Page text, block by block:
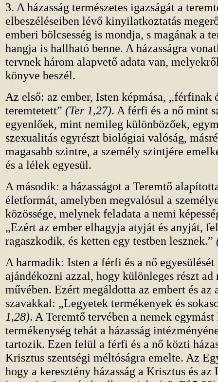
3. A házasság természetes igazságát a
elbeszéléseiben lévő kinyilatkoztatás
emberi bölcsesség is mondja, s magának a
hangja is hallható benne. A házasságra
tervnek három alapvető adata van,
könyve beszél.
Az első: az ember, Isten képmása, „férfinak
teremtetett” (Ter 1,27). A férfi és a nő mint
egyenlőek, mint nemileg különbözőek,
szexualitás egyrészt biológiai valóság,
magasabb szintre, a személy szintjére
és a lélek egyesül.
A második: a házasságot a Teremtő
életformát, amelyben megvalósul a
közössége, melynek feladata a nemi
„Ezért az ember elhagyja atyját és anyját,
ragaszkodik, és ketten egy testben lesznek.”
A harmadik: Isten a férfi és a nő egyesülését
ajándékozni azzal, hogy különleges részt
művében. Ezért megáldotta az embert és az
szavakkal: „Legyetek termékenyek és
1,28). A Teremtő tervében a nemek egymást
termékenység tehát a házasság
tartozik. Ezen felül a férfi és a nő közti
Krisztus szentségi méltóságra emelte. Az
hogy a keresztény házasság a Krisztus és